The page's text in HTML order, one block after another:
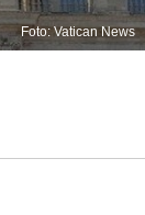
Foto: Vatican News